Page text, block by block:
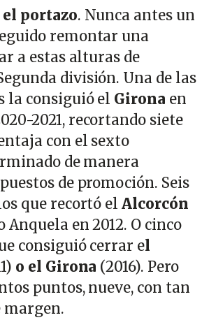
portazo. Nunca antes un
remontar una
a estas alturas de
división. Una de las
la consiguió el Girona en
2021, recortando siete
con el sexto
de manera
de promoción. Seis
que recortó elAlcorcón
Anquela en 2012. O cinco
consiguió cerrar el
o el Girona (2016). Pero
puntos, nueve, con tan
margen.